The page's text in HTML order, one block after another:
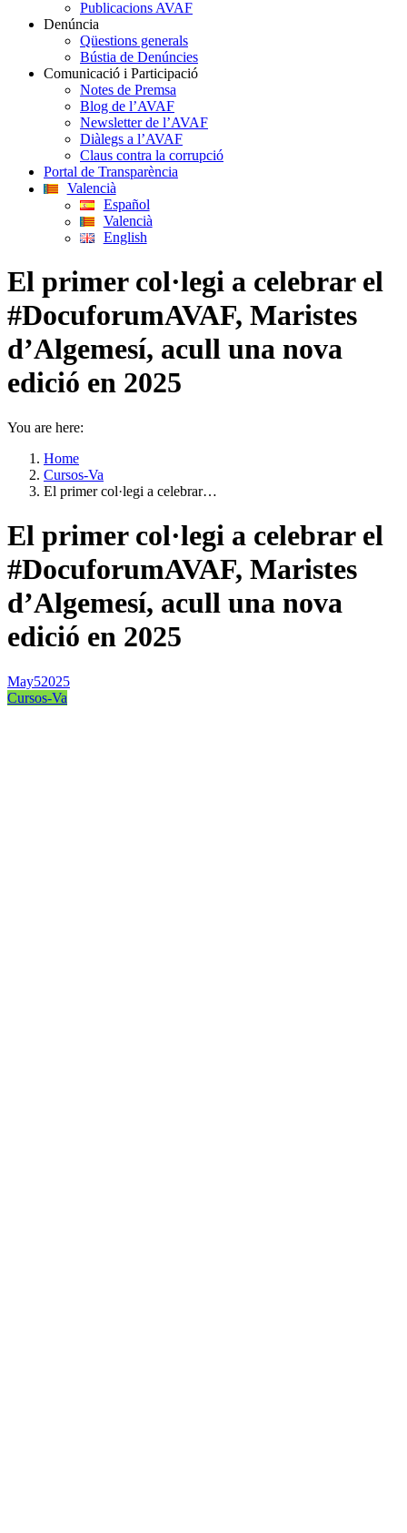
Publicacions AVAF
Denúncia
Qüestions generals
Bústia de Denúncies
Comunicació i Participació
Notes de Premsa
Blog de l’AVAF
Newsletter de l’AVAF
Diàlegs a l’AVAF
Claus contra la corrupció
Portal de Transparència
Valencià
Español
Valencià
English
El primer col·legi a celebrar el
#DocuforumAVAF, Maristes
d’Algemesí, acull una nova
edició en 2025
You are here:
Home
Cursos-Va
El primer col·legi a celebrar…
El primer col·legi a celebrar el
#DocuforumAVAF, Maristes
d’Algemesí, acull una nova
edició en 2025
May52025
Cursos-Va